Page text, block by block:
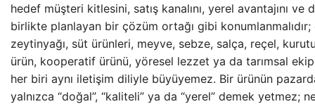
hedef müşteri kitlesini, satış kanalını, yerel avantajını ve
birlikte planlayan bir çözüm ortağı gibi
zeytinyağı, süt ürünleri, meyve, sebze, salça, reçel,
ürün, kooperatif ürünü, yöresel lezzet ya da tarımsal
her biri aynı iletişim diliyle büyüyemez. Bir ürünün
yalnızca “doğal”, “kaliteli” ya da “yerel” demek yetmez;